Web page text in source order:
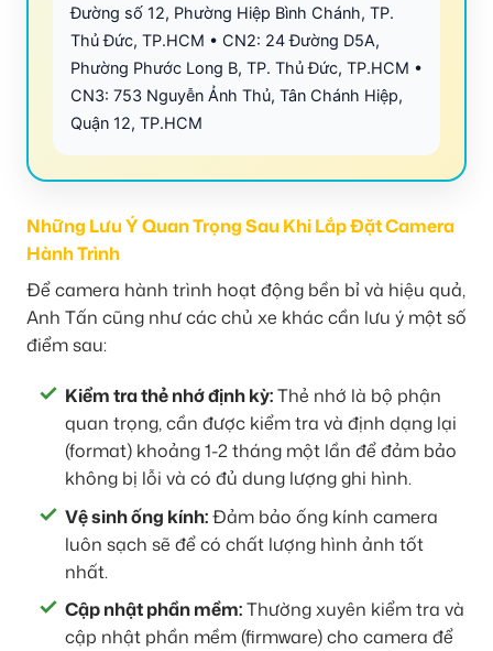
Đường số 12, Phường Hiệp Bình Chánh, TP.
Thủ Đức, TP.HCM • CN2: 24 Đường D5A,
Phường Phước Long B, TP. Thủ Đức, TP.HCM •
CN3: 753 Nguyễn Ảnh Thủ, Tân Chánh Hiệp,
Quận 12, TP.HCM
Những Lưu Ý Quan Trọng Sau Khi Lắp Đặt Camera
Hành Trình
Để camera hành trình hoạt động bền bỉ và hiệu quả,
Anh Tấn cũng như các chủ xe khác cần lưu ý một số
điểm sau:
Kiểm tra thẻ nhớ định kỳ:Thẻ nhớ là bộ phận
quan trọng, cần được kiểm tra và định dạng lại
(format) khoảng 1-2 tháng một lần để đảm bảo
không bị lỗi và có đủ dung lượng ghi hình.
Vệ sinh ống kính:Đảm bảo ống kính camera
luôn sạch sẽ để có chất lượng hình ảnh tốt
nhất.
Cập nhật phần mềm:Thường xuyên kiểm tra và
cập nhật phần mềm (firmware) cho camera để